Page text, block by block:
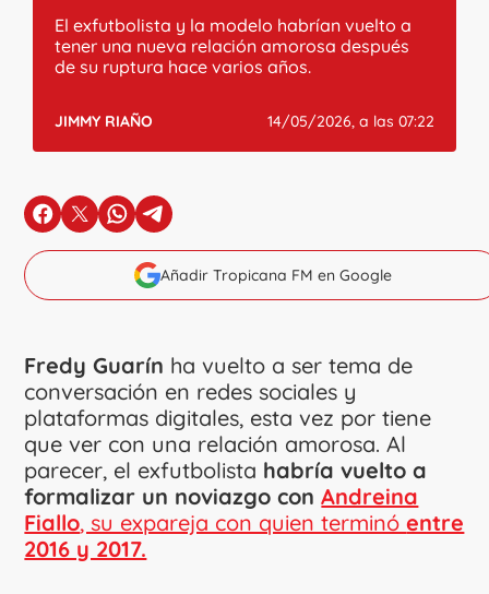
El exfutbolista y la modelo habrían vuelto a
tener una nueva relación amorosa después
de su ruptura hace varios años.
JIMMY RIAÑO 14/05/2026, a las 07:22
en Facebook
en Xen Whatsapp
en Telegram
Añadir Tropicana FM en Google
Fredy Guarín ha vuelto a ser tema de
conversación en redes sociales y
plataformas digitales, esta vez por tiene
que ver con una relación amorosa. Al
parecer, el exfutbolista habría vuelto a
formalizar un noviazgo con Andreina
Fiallo, su expareja con quien terminóentre
2016 y 2017.